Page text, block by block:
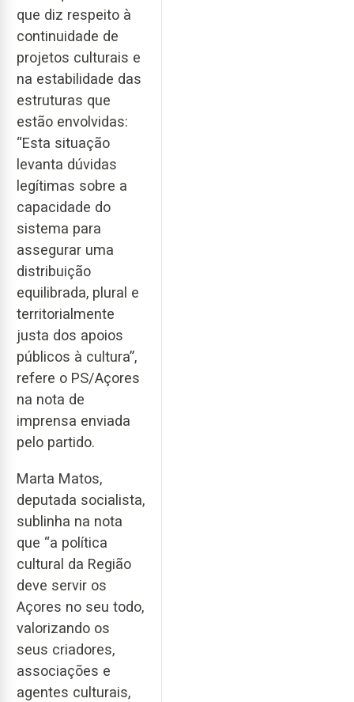
que diz respeito à
continuidade de
projetos culturais e
na estabilidade das
estruturas que
estão envolvidas:
“Esta situação
levanta dúvidas
legítimas sobre a
capacidade do
sistema para
assegurar uma
distribuição
equilibrada, plural e
territorialmente
justa dos apoios
públicos à cultura”,
refere o PS/Açores
na nota de
imprensa enviada
pelo partido.
Marta Matos,
deputada socialista,
sublinha na nota
que “a política
cultural da Região
deve servir os
Açores no seu todo,
valorizando os
seus criadores,
associações e
agentes culturais,